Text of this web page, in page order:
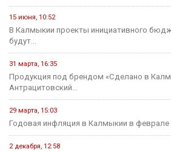
15 июня, 10:52
В Калмыкии проекты инициативного
будут...
31 марта, 16:35
Продукция под брендом «Сделано в
Антрацитовский...
29 марта, 15:03
Годовая инфляция в Калмыкии в феврале
2 декабря, 12:58